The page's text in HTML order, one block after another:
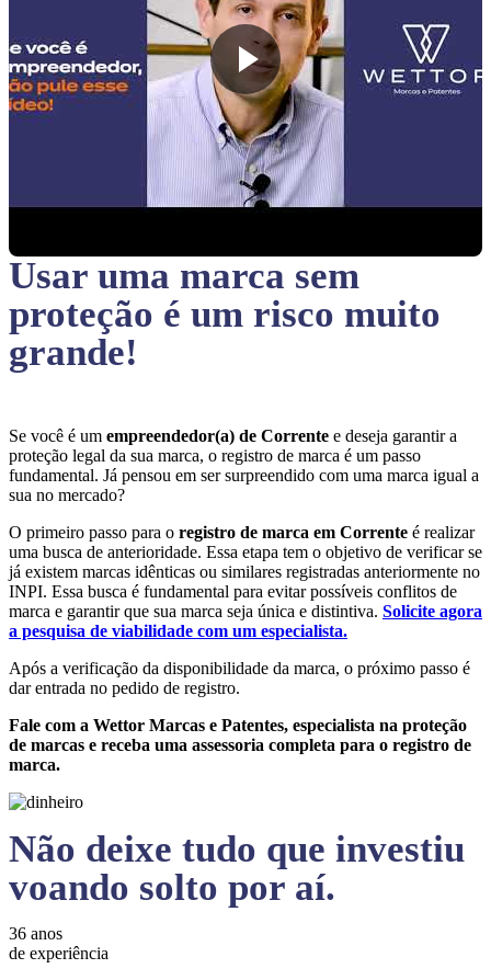
Usar uma marca sem
proteção é um risco muito
grande!
Se você é um empreendedor(a) de Corrente e deseja garantir a
proteção legal da sua marca, o registro de marca é um passo
fundamental. Já pensou em ser surpreendido com uma marca igual a
sua no mercado?
O primeiro passo para o registro de marca em Corrente é realizar
uma busca de anterioridade. Essa etapa tem o objetivo de verificar se
já existem marcas idênticas ou similares registradas anteriormente no
INPI. Essa busca é fundamental para evitar possíveis conflitos de
marca e garantir que sua marca seja única e distintiva. Solicite agora
a pesquisa de viabilidade com um especialista.
Após a verificação da disponibilidade da marca, o próximo passo é
dar entrada no pedido de registro.
Fale com a Wettor Marcas e Patentes, especialista na proteção
de marcas e receba uma assessoria completa para o registro de
marca.
Não deixe tudo que investiu
voando solto por aí.
36 anos
de experiência